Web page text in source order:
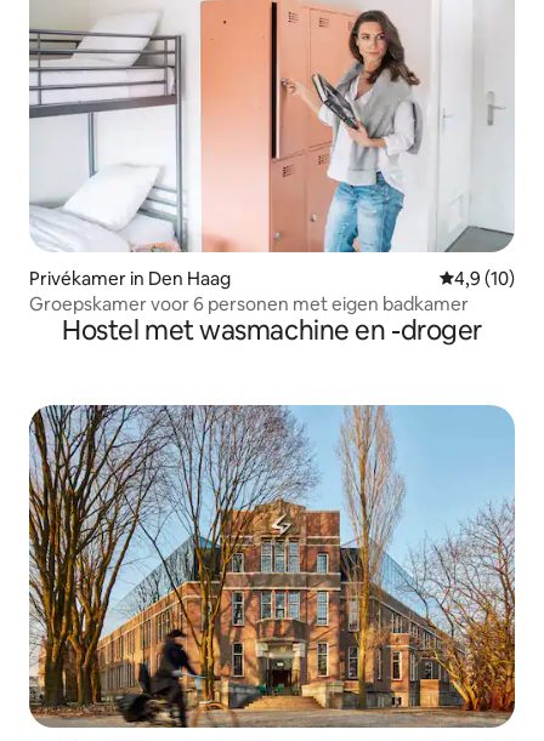
Privékamer in Den Haag
4,9 (10)
Groepskamer voor 6 personen met eigen badkamer
Hostel met wasmachine en -droger